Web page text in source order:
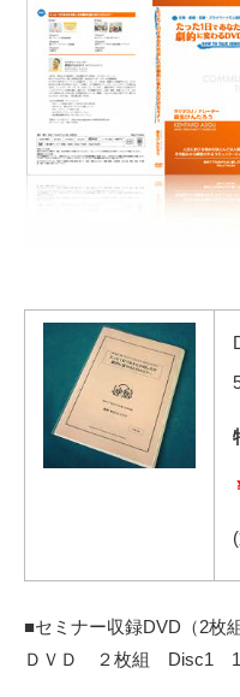
■セミナー収録DVD（2枚組
ＤＶＤ ２枚組 Disc1